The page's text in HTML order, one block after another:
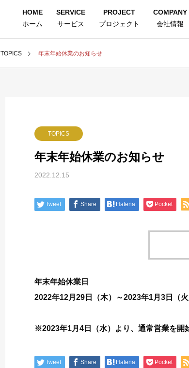
HOME
ホーム
SERVICE
サービス
PROJECT
プロジェクト
COMPANY
会社情報
TOPICS 年末年始休業のお知らせ
TOPICS
年末年始休業のお知らせ
2022.12.15
Tweet Share Hatena Pocket
年末年始休業日
2022年12月29日（木）～2023年1月3日（火
※2023年1月4日（水）より、通常営業を開
Tweet Share Hatena Pocket